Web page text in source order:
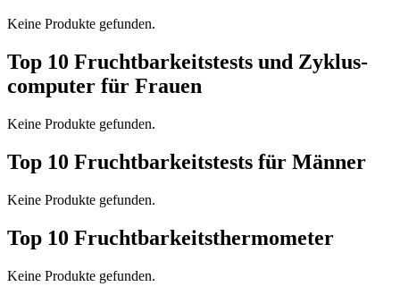
Kei­ne Pro­duk­te gefun­den.
Top 10 Frucht­bar­keits­tests und Zyklus­
com­pu­ter für Frau­en
Kei­ne Pro­duk­te gefun­den.
Top 10 Frucht­bar­keits­tests für Män­ner
Kei­ne Pro­duk­te gefun­den.
Top 10 Frucht­bar­keits­ther­mo­me­ter
Kei­ne Pro­duk­te gefun­den.